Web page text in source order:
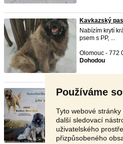
Používáme
Tyto webové
další sledovací
uživatelského
přizpůsobeného
Kavkazský
Nabízím krytí
psem s PP, ...
Olomouc - 772
Dohodou
Kavkazský
rezervácie na š ...
Slovensko -
Dohodou